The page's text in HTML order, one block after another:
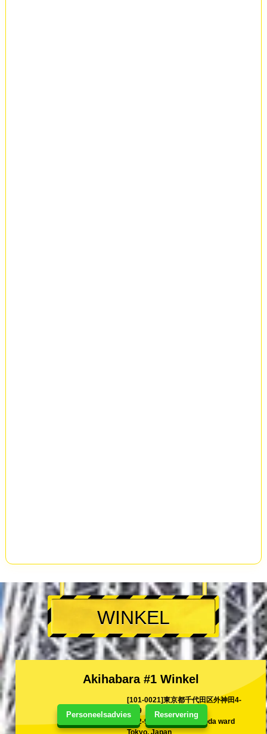
Personeelsadvies Reservering
WINKEL
Akihabara #1 Winkel
[101-0021]東京都千代田区外神田4-
12-9
4-12-9 Sotokanda Chiyoda ward